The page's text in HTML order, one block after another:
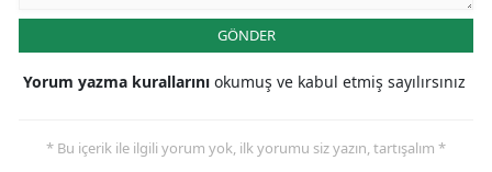
GÖNDER
Yorum yazma kurallarını okumuş ve kabul etmiş sayılırsınız
* Bu içerik ile ilgili yorum yok, ilk yorumu siz yazın, tartışalım *